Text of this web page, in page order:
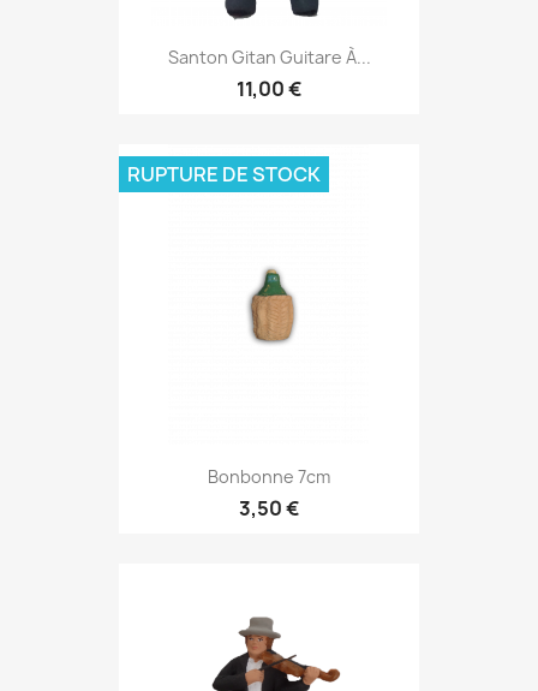
Santon Gitan Guitare À...
11,00 €
Bonbonne 7cm
3,50 €
RUPTURE DE STOCK